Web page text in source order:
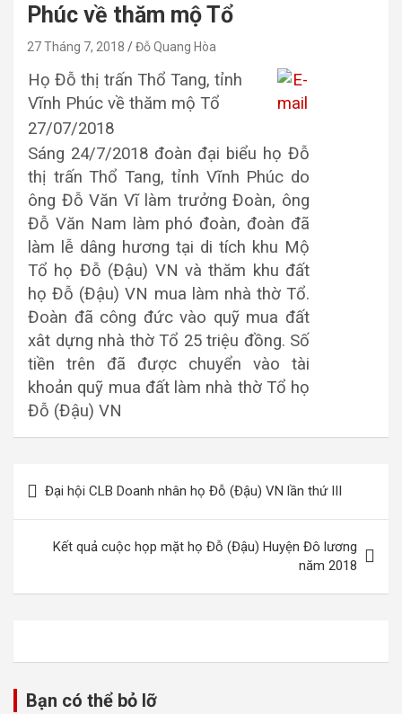
Phúc về thăm mộ Tổ
27 Tháng 7, 2018 Đỗ Quang Hòa
Họ Đỗ thị trấn Thổ Tang, tỉnh
Vĩnh Phúc về thăm mộ Tổ
27/07/2018
Sáng 24/7/2018 đoàn đại biểu họ Đỗ
thị trấn Thổ Tang, tỉnh Vĩnh Phúc do
ông Đỗ Văn Vĩ làm trưởng Đoàn, ông
Đỗ Văn Nam làm phó đoàn, đoàn đã
làm lễ dâng hương tại di tích khu Mộ
Tổ họ Đỗ (Đậu) VN và thăm khu đất
họ Đỗ (Đậu) VN mua làm nhà thờ Tổ.
Đoàn đã công đức vào quỹ mua đất
xât dựng nhà thờ Tổ 25 triệu đồng. Số
tiền trên đã được chuyển vào tài
khoản quỹ mua đất làm nhà thờ Tổ họ
Đỗ (Đậu) VN
hướng
Đại hội CLB Doanh nhân họ Đỗ (Đậu) VN lần thứ III
Kết quả cuộc họp mặt họ Đỗ (Đậu) Huyện Đô lương
năm 2018
Bạn có thể bỏ lỡ